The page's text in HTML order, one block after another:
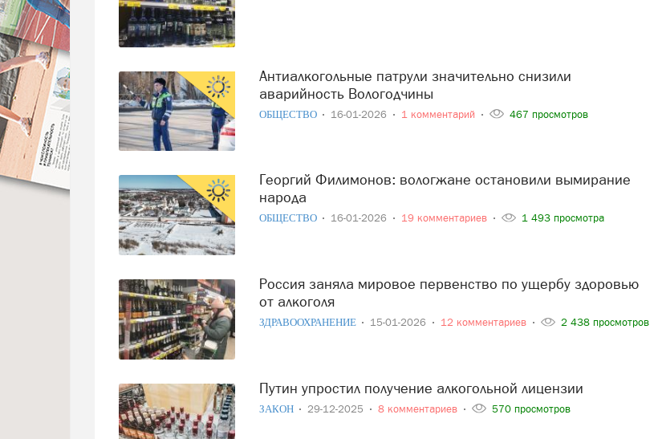
Антиалкогольные патрули значительно снизили
аварийность Вологодчины
ОБЩЕСТВО 16-01-2026 1 комментарий 467 просмотров
Георгий Филимонов: вологжане остановили вымирание
народа
ОБЩЕСТВО 16-01-2026 19 комментариев 1 493 просмотра
Россия заняла мировое первенство по ущербу здоровью
от алкоголя
ЗДРАВООХРАНЕНИЕ 15-01-2026 12 комментариев 2 438 просмотров
Путин упростил получение алкогольной лицензии
ЗАКОН 29-12-2025 8 комментариев 570 просмотров